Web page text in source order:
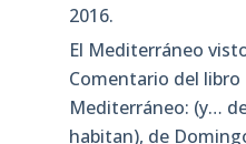
2016.
El Mediterráneo
Comentario del libro
Mediterráneo: (y…
habitan), de